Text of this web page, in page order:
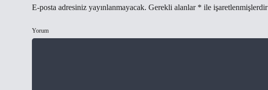
E-posta adresiniz yayınlanmayacak. Gerekli alanlar * ile işaretlenmişlerdir
Yorum